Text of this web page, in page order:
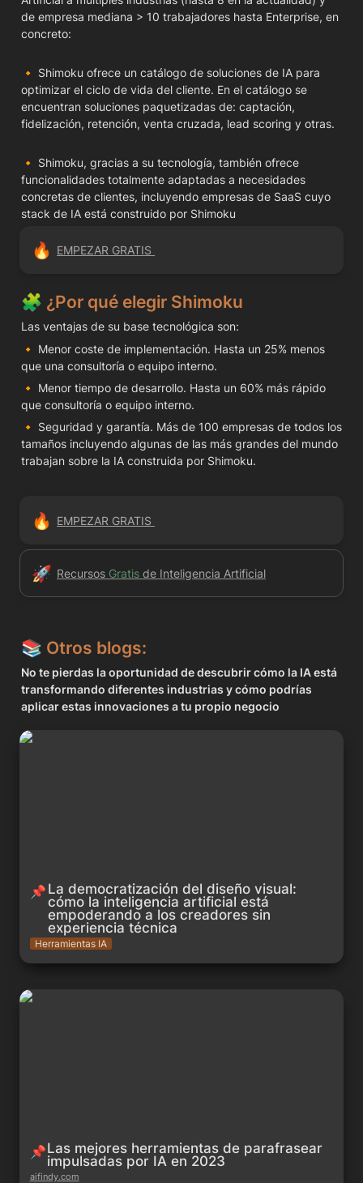
de empresa mediana > 10 trabajadores hasta Enterprise, en
concreto:
🔸 Shimoku ofrece un catálogo de soluciones de IA para
optimizar el ciclo de vida del cliente. En el catálogo se
encuentran soluciones paquetizadas de: captación,
fidelización, retención, venta cruzada, lead scoring y otras.
🔸 Shimoku, gracias a su tecnología, también ofrece
funcionalidades totalmente adaptadas a necesidades
concretas de clientes, incluyendo empresas de SaaS cuyo
stack de IA está construido por Shimoku
🔥 EMPEZAR GRATIS
🧩 ¿Por qué elegir Shimoku
Las ventajas de su base tecnológica son:
🔸 Menor coste de implementación. Hasta un 25% menos
que una consultoría o equipo interno.
🔸 Menor tiempo de desarrollo. Hasta un 60% más rápido
que consultoría o equipo interno.
🔸 Seguridad y garantía. Más de 100 empresas de todos los
tamaños incluyendo algunas de las más grandes del mundo
trabajan sobre la IA construida por Shimoku.
🔥 EMPEZAR GRATIS
🚀 Recursos Gratis de Inteligencia Artificial
📚 Otros blogs:
No te pierdas la oportunidad de descubrir cómo la IA está
transformando diferentes industrias y cómo podrías
aplicar estas innovaciones a tu propio negocio
La democratización del diseño visual: cómo la inteligencia
📌 La democratización del diseño visual:
cómo la inteligencia artificial está
empoderando a los creadores sin
experiencia técnica
Herramientas IA
Las mejores herramientas de parafrasear impulsadas por IA
📌Las mejores herramientas de parafrasear
impulsadas por IA en 2023
aifindy.com